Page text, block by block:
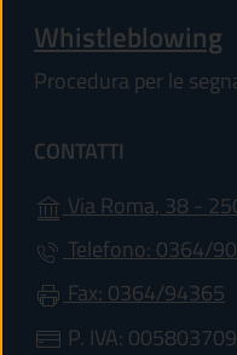
Whistleblowing
Procedura per le
CONTATTI
Via Roma, 38 -
Telefono: 0364/
Fax: 0364/94365
P. IVA: